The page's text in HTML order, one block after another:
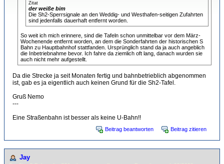
Zitat
der weiße bim
Die Sh2-Sperrsignale an den Weddig- und Westhafen-seitigen Zufahrten
sind jedenfalls dauerhaft entfernt worden.
So weit ich mich erinnere, sind die Tafeln schon unmittelbar vor dem März-
Wochenende entfernt worden, an dem die Sonderfahrten der historischen S
Bahn zu Hauptbahnhof stattfanden. Ursprünglich stand da ja auch angeblich
die Inbetriebnahme bevor. Ich fahre da ziemlich oft lang, danach wurden sie
auch nicht mehr aufgestellt.
Da die Strecke ja seit Monaten fertig und bahnbetrieblich abgenommen
ist, gab es ja eigentlich auch keinen Grund für die Sh2-Tafel.
Gruß Nemo
---
Eine Straßenbahn ist besser als keine U-Bahn!!
Beitrag beantworten Beitrag zitieren
Jay